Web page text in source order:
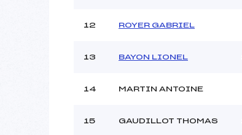
12 ROYER GABRIEL
13 BAYON LIONEL
14 MARTIN ANTOINE
15 GAUDILLOT THOMAS